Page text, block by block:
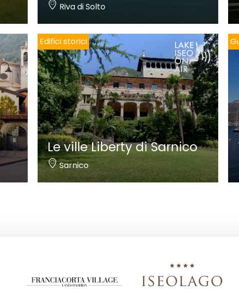
Riva di Solto
Edifici storici
Le ville Liberty di Sarnico
Sarnico